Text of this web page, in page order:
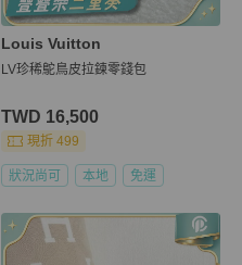
Louis Vuitton
LV珍稀鴕鳥皮拉鍊零錢包
TWD 16,500
現折 499
狀況尚可 本地 免運